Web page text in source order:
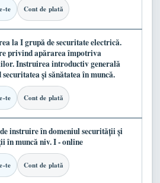
te Cont de plată
la I grupă de securitate electrică.
privind apărarea împotriva
Instruirea introductiv generală
și sănătatea în muncă.
te Cont de plată
instruire în domeniul securității și
în muncă niv. I - online
te Cont de plată